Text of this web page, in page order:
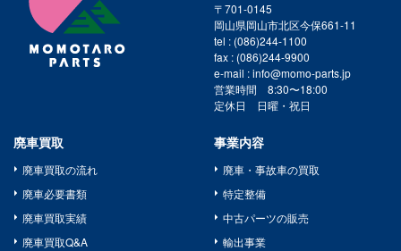
〒701-0145
岡山県岡山市北区今保661-11
tel : (086)244-1100
fax : (086)244-9900
e-mail : info@momo-parts.jp
営業時間 8:30〜18:00
定休日 日曜・祝日
廃車買取
廃車買取の流れ
廃車必要書類
廃車買取実績
廃車買取Q&A
事業内容
廃車・事故車の買取
特定整備
中古パーツの販売
輸出事業